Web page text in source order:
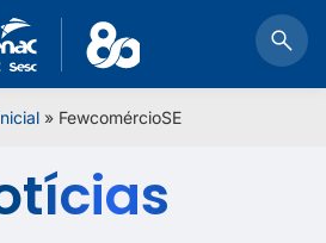
» FewcomércioSE